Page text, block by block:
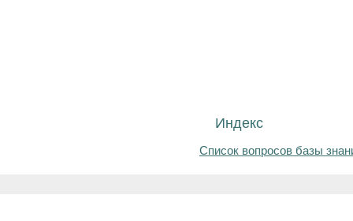
Индекс
Список вопросов базы